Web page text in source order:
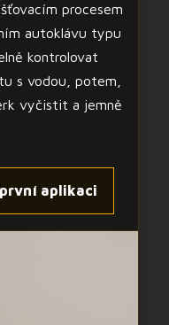
procesem
autoklávu typu
kontrolovat
s vodou, potem,
vyčistit a jemně
aplikaci